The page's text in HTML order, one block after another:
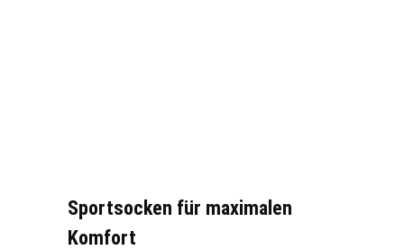
Sportsocken für maximalen
Komfort